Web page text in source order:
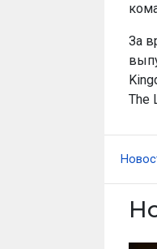
За
The